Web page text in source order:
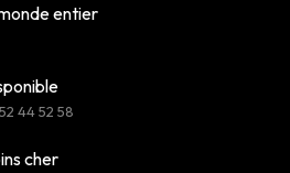
entier
44 52 58
cher